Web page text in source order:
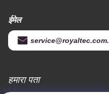
ईमेल
हमारा पता